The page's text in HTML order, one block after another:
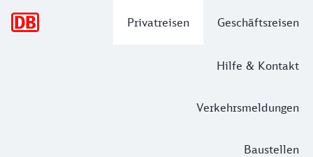
Privatreisen Geschäftsreisen
Hilfe & Kontakt
Verkehrsmeldungen
Baustellen